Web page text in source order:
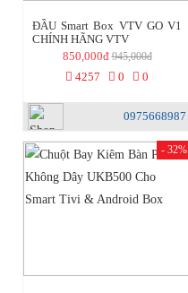
ĐẦU Smart Box VTV GO V1
CHÍNH HÃNG VTV
850,000đ945,000đ
4257 0 0
0975668987
- 32%